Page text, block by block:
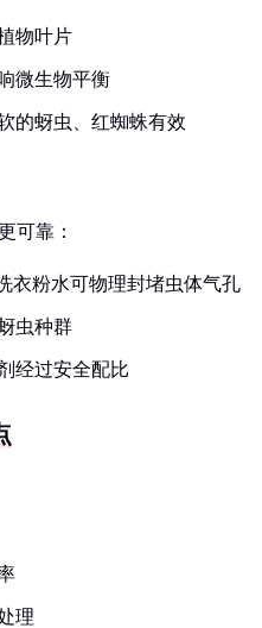
物叶片
微生物平衡
的蚜虫、红蜘蛛有效
可靠：
衣粉水可物理封堵虫体气孔
虫种群
经过安全配比
理